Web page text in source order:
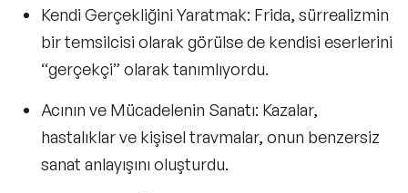
Kendi Gerçekliğini Yaratmak: Frida, sürrealizmin
bir temsilcisi olarak görülse de kendisi eserlerini
“gerçekçi” olarak tanımlıyordu.
Acının ve Mücadelenin Sanatı: Kazalar,
hastalıklar ve kişisel travmalar, onun benzersiz
sanat anlayışını oluşturdu.